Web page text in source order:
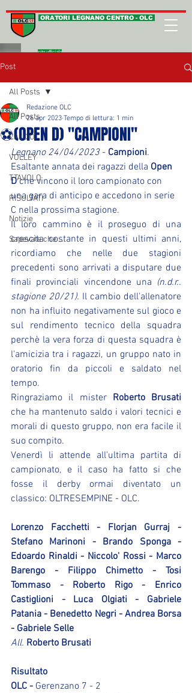
ORATORI LEGNANO CENTRO - OLC
sito ufficiale
Post
All Posts
CALCIO
VOLLEY
T.TAVOLO
RISULTATI
Notizie
Sapevate che ...
All Posts
⚽(OPEN D) "CAMPIONI"
Redazione OLC
26 apr 2023 Tempo di lettura: 1 min
Legnano 24/04/2023 - Campioni.
Esaltante annata dei ragazzi della Open
D che vincono il loro campionato con
una gara di anticipo e accedono in serie
C nella prossima stagione.
Il loro cammino è il proseguo di una
crescita costante in questi ultimi anni,
ricordiamo che nelle due stagioni
precedenti sono arrivati a disputare due
finali provinciali vincendone una (n.d.r..
stagione 20/21). Il cambio dell'allenatore
non ha influito negativamente sul gioco e
sul rendimento tecnico della squadra
perchè la vera forza di questa squadra è
l'amicizia tra i ragazzi, un gruppo nato in
oratorio fin da piccoli e saldato nel
tempo.
Ringraziamo il mister
che ha mantenuto saldo i valori tecnici e
morali di questo gruppo, non era facile il
suo compito.
Venerdì li attende all'ultima partita di
campionato, e il caso ha fatto si che
fosse il derby ormai diventato un
classico: OLTRESEMPINE - OLC.
Lorenzo Facchetti - Florjan Gurraj -
Stefano Marinoni - Brando Sponga -
Edoardo Rinaldi - Niccolo' Rossi - Marco
Barengo - Filippo Chimetto - Tosi
Tommaso - Roberto Rigo - Enrico
Castiglioni - Luca Olgiati - Gabriele
Patania - Benedetto Negri - Andrea Borsa
- Gabriele Selle
All. Roberto Brusati
Risultato
OLC - Gerenzano 7 - 2